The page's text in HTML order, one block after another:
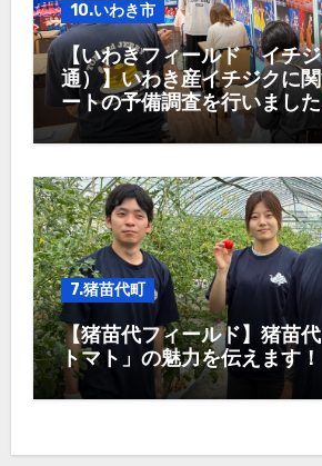
10.いわき市
【いわきフィールド イチ
通）】いわき産イチジクに
ートの予備調査を行いまし
7.猪苗代町
【猪苗代フィールド】猪苗
トマト」の魅力を伝えます！